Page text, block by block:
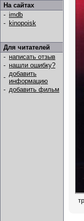
На сайтах
- imdb
- kinopoisk
Для читателей
- написать отзыв
- нашли ошибку?
- добавить
информацию
- добавить фильм